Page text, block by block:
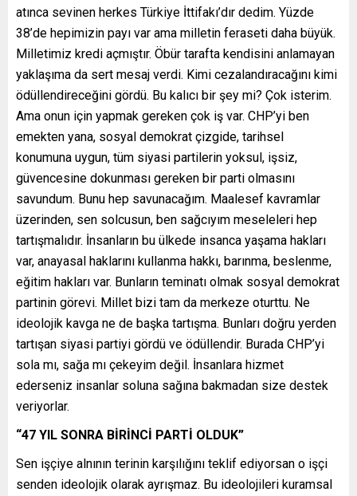
atınca sevinen herkes Türkiye İttifakı’dır dedim. Yüzde
38’de hepimizin payı var ama milletin feraseti daha büyük.
Milletimiz kredi açmıştır. Öbür tarafta kendisini anlamayan
yaklaşıma da sert mesaj verdi. Kimi cezalandıracağını kimi
ödüllendireceğini gördü. Bu kalıcı bir şey mi? Çok isterim.
Ama onun için yapmak gereken çok iş var. CHP’yi ben
emekten yana, sosyal demokrat çizgide, tarihsel
konumuna uygun, tüm siyasi partilerin yoksul, işsiz,
güvencesine dokunması gereken bir parti olmasını
savundum. Bunu hep savunacağım. Maalesef kavramlar
üzerinden, sen solcusun, ben sağcıyım meseleleri hep
tartışmalıdır. İnsanların bu ülkede insanca yaşama hakları
var, anayasal haklarını kullanma hakkı, barınma, beslenme,
eğitim hakları var. Bunların teminatı olmak sosyal demokrat
partinin görevi. Millet bizi tam da merkeze oturttu. Ne
ideolojik kavga ne de başka tartışma. Bunları doğru yerden
tartışan siyasi partiyi gördü ve ödüllendir. Burada CHP’yi
sola mı, sağa mı çekeyim değil. İnsanlara hizmet
ederseniz insanlar soluna sağına bakmadan size destek
veriyorlar.
“47 YIL SONRA BİRİNCİ PARTİ OLDUK”
Sen işçiye alnının terinin karşılığını teklif ediyorsan o işçi
senden ideolojik olarak ayrışmaz. Bu ideolojileri kuramsal